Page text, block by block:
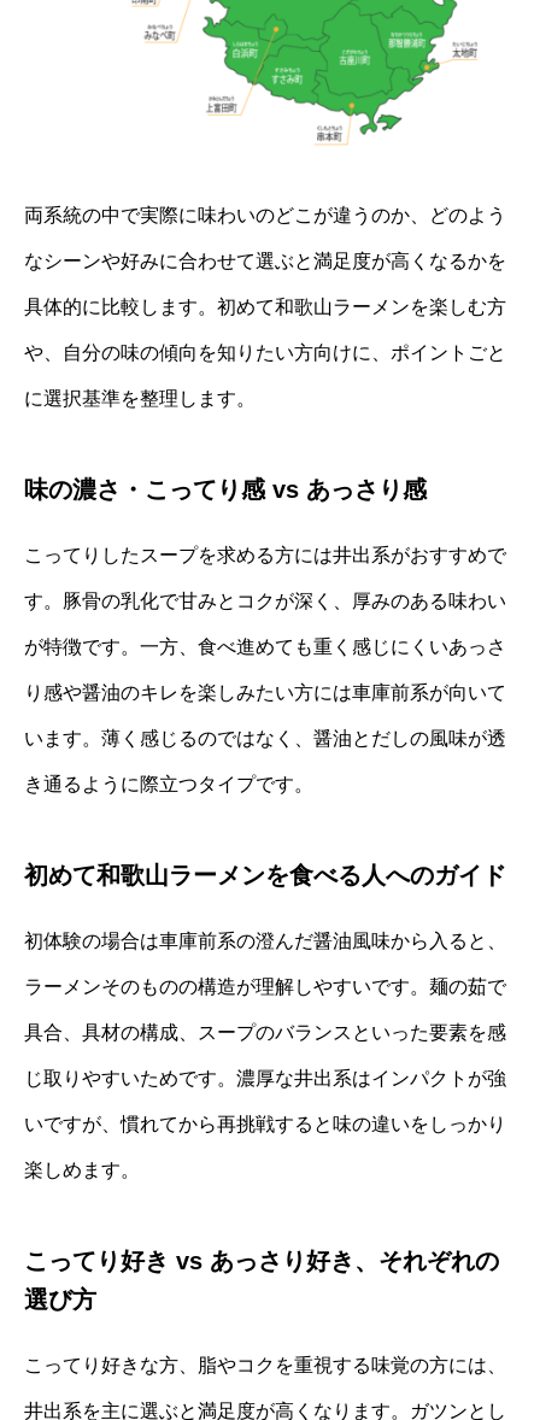
両系統の中で実際に味わいのどこが違うのか、どのよう
なシーンや好みに合わせて選ぶと満足度が高くなるかを
具体的に比較します。初めて和歌山ラーメンを楽しむ方
や、自分の味の傾向を知りたい方向けに、ポイントごと
に選択基準を整理します。
味の濃さ・こってり感 vs あっさり感
こってりしたスープを求める方には井出系がおすすめで
す。豚骨の乳化で甘みとコクが深く、厚みのある味わい
が特徴です。一方、食べ進めても重く感じにくいあっさ
り感や醤油のキレを楽しみたい方には車庫前系が向いて
います。薄く感じるのではなく、醤油とだしの風味が透
き通るように際立つタイプです。
初めて和歌山ラーメンを食べる人へのガイド
初体験の場合は車庫前系の澄んだ醤油風味から入ると、
ラーメンそのものの構造が理解しやすいです。麺の茹で
具合、具材の構成、スープのバランスといった要素を感
じ取りやすいためです。濃厚な井出系はインパクトが強
いですが、慣れてから再挑戦すると味の違いをしっかり
楽しめます。
こってり好き vs あっさり好き、それぞれの
選び方
こってり好きな方、脂やコクを重視する味覚の方には、
井出系を主に選ぶと満足度が高くなります。ガツンとし